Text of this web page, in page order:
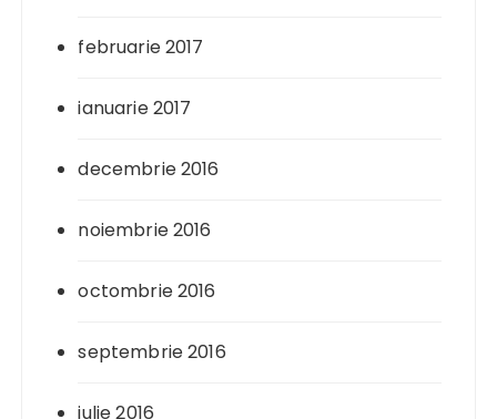
februarie 2017
ianuarie 2017
decembrie 2016
noiembrie 2016
octombrie 2016
septembrie 2016
iulie 2016